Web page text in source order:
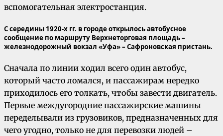
вспомогательная электростанция.
С середины 1920-х гг. в городе открылось автобусное
сообщение по маршруту Верхнеторговая площадь –
железнодорожный вокзал «Уфа» – Сафроновская пристань.
Сначала по линии ходил всего один автобус,
который часто ломался, и пассажирам нередко
приходилось его толкать, чтобы завести двигатель.
Первые междугородние пассажирские машины
переделывали из грузовиков, предназначенных для
чего угодно, только не для перевозки людей –